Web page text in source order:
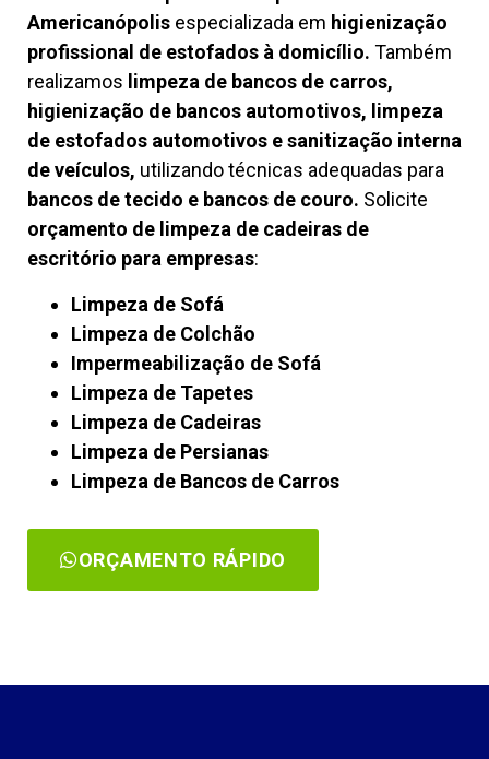
Americanópolis especializada em higienização
profissional de estofados à domicílio. Também
realizamos limpeza de bancos de carros,
higienização de bancos automotivos, limpeza
de estofados automotivos e sanitização interna
de veículos, utilizando técnicas adequadas para
bancos de tecido e bancos de couro. Solicite
orçamento de limpeza de cadeiras de
escritório para empresas:
Limpeza de Sofá
Limpeza de Colchão
Impermeabilização de Sofá
Limpeza de Tapetes
Limpeza de Cadeiras
Limpeza de Persianas
Limpeza de Bancos de Carros
ORÇAMENTO RÁPIDO